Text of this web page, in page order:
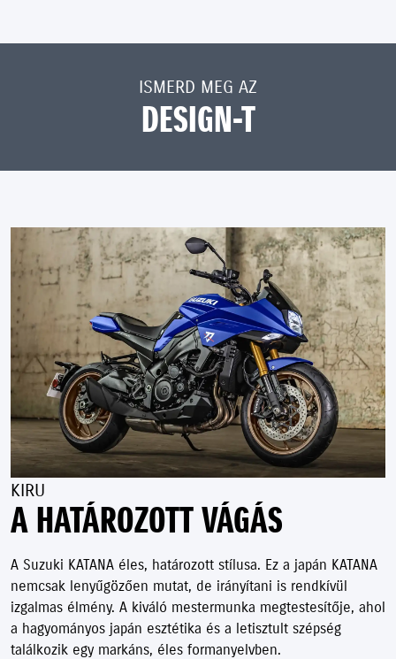
ISMERD MEG AZ
DESIGN-T
KIRU
A HATÁROZOTT VÁGÁS
A Suzuki KATANA éles, határozott stílusa. Ez a japán KATANA
nemcsak lenyűgözően mutat, de irányítani is rendkívül
izgalmas élmény. A kiváló mestermunka megtestesítője, ahol
a hagyományos japán esztétika és a letisztult szépség
találkozik egy markáns, éles formanyelvben.